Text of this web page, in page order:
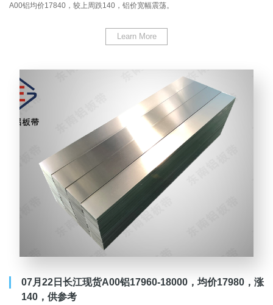
A00铝均价17840，较上周跌140，铝价宽幅震荡。
Learn More
07月22日长江现货A00铝17960-18000，均价17980，涨
140，供参考